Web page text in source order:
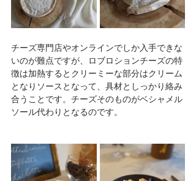
チーズ専門店やオンラインでしか入手できな
いのが難点ですが、ロブロションチーズの特
徴は加熱するとクリーミーな部分はクリーム
となりソースとなって、具材としっかり絡み
合うことです。チーズそのものがベシャメル
ソール代わりとなるのです。